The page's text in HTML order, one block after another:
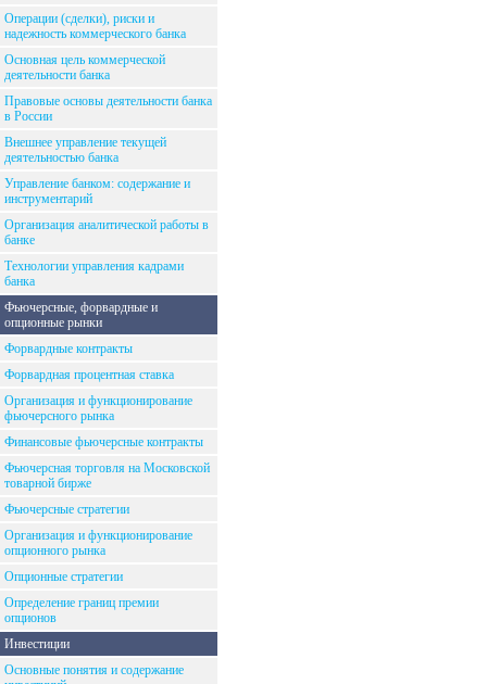
Операции (сделки), риски и
надежность коммерческого банка
Основная цель коммерческой
деятельности банка
Правовые основы деятельности банка
в России
Внешнее управление текущей
деятельностью банка
Управление банком: содержание и
инструментарий
Организация аналитической работы в
банке
Технологии управления кадрами
банка
Фьючерсные, форвардные и
опционные рынки
Форвардные контракты
Форвардная процентная ставка
Организация и функционирование
фьючерсного рынка
Финансовые фьючерсные контракты
Фьючерсная торговля на Московской
товарной бирже
Фьючерсные стратегии
Организация и функционирование
опционного рынка
Опционные стратегии
Определение границ премии
опционов
Инвестиции
Основные понятия и содержание